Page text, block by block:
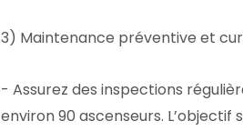
3) Maintenance préventive et
- Assurez des inspections
environ 90 ascenseurs.